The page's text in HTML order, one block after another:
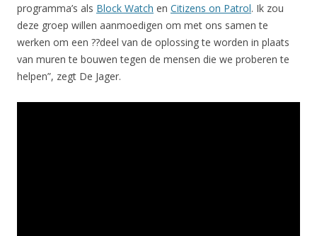
programma’s als Block Watch en Citizens on Patrol. Ik zou
deze groep willen aanmoedigen om met ons samen te
werken om een ??deel van de oplossing te worden in plaats
van muren te bouwen tegen de mensen die we proberen te
helpen”, zegt De Jager.